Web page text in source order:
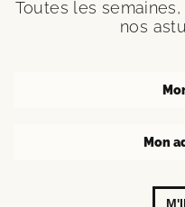
Toutes les
nos